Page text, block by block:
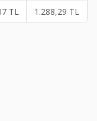
TL 1.288,29 TL